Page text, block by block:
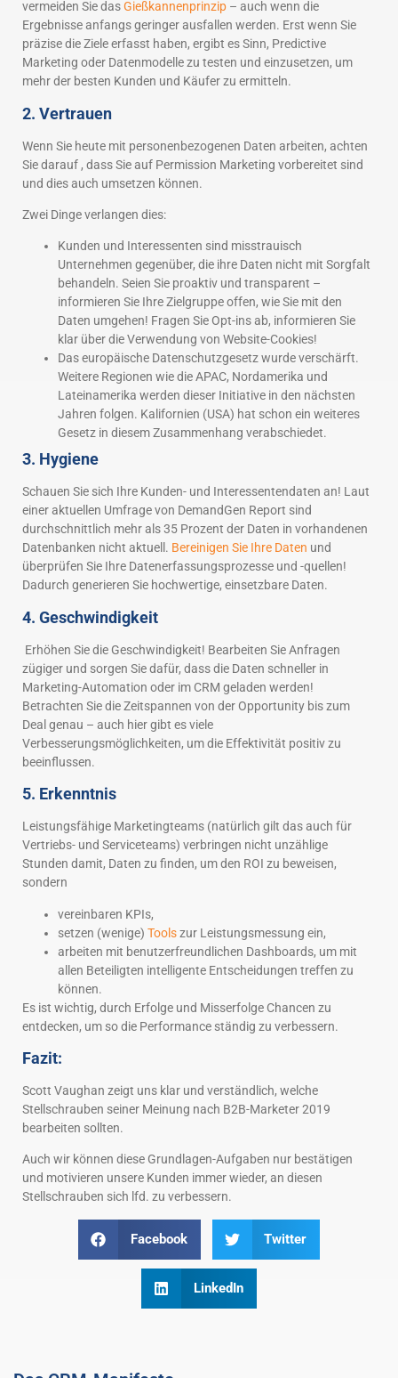
vermeiden Sie dasGießkannenprinzip – auch wenn die
Ergebnisse anfangs geringer ausfallen werden. Erst wenn Sie
präzise die Ziele erfasst haben, ergibt es Sinn, Predictive
Marketing oder Datenmodelle zu testen und einzusetzen, um
mehr der besten Kunden und Käufer zu ermitteln.
2. Vertrauen
Wenn Sie heute mit personenbezogenen Daten arbeiten, achten
Sie darauf , dass Sie auf Permission Marketing vorbereitet sind
und dies auch umsetzen können.
Zwei Dinge verlangen dies:
Kunden und Interessenten sind misstrauisch
Unternehmen gegenüber, die ihre Daten nicht mit Sorgfalt
behandeln. Seien Sie proaktiv und transparent –
informieren Sie Ihre Zielgruppe offen, wie Sie mit den
Daten umgehen! Fragen Sie Opt-ins ab, informieren Sie
klar über die Verwendung von Website-Cookies!
Das europäische Datenschutzgesetz wurde verschärft.
Weitere Regionen wie die APAC, Nordamerika und
Lateinamerika werden dieser Initiative in den nächsten
Jahren folgen. Kalifornien (USA) hat schon ein weiteres
Gesetz in diesem Zusammenhang verabschiedet.
3. Hygiene
Schauen Sie sich Ihre Kunden- und Interessentendaten an! Laut
einer aktuellen Umfrage von DemandGen Report sind
durchschnittlich mehr als 35 Prozent der Daten in vorhandenen
Datenbanken nicht aktuell. Bereinigen Sie Ihre Daten und
überprüfen Sie Ihre Datenerfassungsprozesse und -quellen!
Dadurch generieren Sie hochwertige, einsetzbare Daten.
4. Geschwindigkeit
Erhöhen Sie die Geschwindigkeit! Bearbeiten Sie Anfragen
zügiger und sorgen Sie dafür, dass die Daten schneller in
Marketing-Automation oder im CRM geladen werden!
Betrachten Sie die Zeitspannen von der Opportunity bis zum
Deal genau – auch hier gibt es viele
Verbesserungsmöglichkeiten, um die Effektivität positiv zu
beeinflussen.
5. Erkenntnis
Leistungsfähige Marketingteams (natürlich gilt das auch für
Vertriebs- und Serviceteams) verbringen nicht unzählige
Stunden damit, Daten zu finden, um den ROI zu beweisen,
sondern
vereinbaren KPIs,
setzen (wenige) Toolszur Leistungsmessung ein,
arbeiten mit benutzerfreundlichen Dashboards, um mit
allen Beteiligten intelligente Entscheidungen treffen zu
können.
Es ist wichtig, durch Erfolge und Misserfolge Chancen zu
entdecken, um so die Performance ständig zu verbessern.
Fazit:
Scott Vaughan zeigt uns klar und verständlich, welche
Stellschrauben seiner Meinung nach B2B-Marketer 2019
bearbeiten sollten.
Auch wir können diese Grundlagen-Aufgaben nur bestätigen
und motivieren unsere Kunden immer wieder, an diesen
Stellschrauben sich lfd. zu verbessern.
Facebook Twitter
LinkedIn